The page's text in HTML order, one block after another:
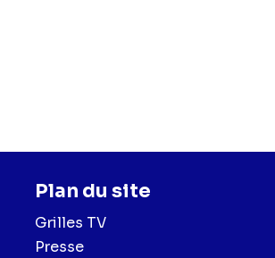
Plan du site
Grilles TV
Presse